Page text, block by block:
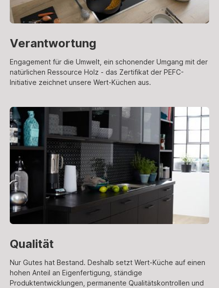
Qualität
Nur Gutes hat Bestand. Deshalb setzt Wert-Küche auf einen
hohen Anteil an Eigenfertigung, ständige
Produktentwicklungen, permanente Qualitätskontrollen und
Verantwortung
Engagement für die Umwelt, ein schonender Umgang mit der
natürlichen Ressource Holz - das Zertifikat der PEFC-
Initiative zeichnet unsere Wert-Küchen aus.